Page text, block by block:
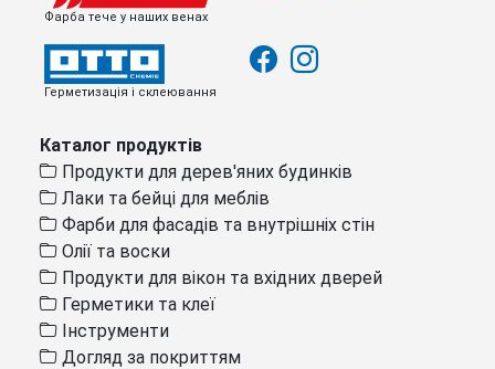
Фарба тече у наших венах
Герметизація і склеювання
Каталог продуктів
Продукти для дерев'яних будинків
Лаки та бейці для меблів
Фарби для фасадів та внутрішніх стін
Олії та воски
Продукти для вікон та вхідних дверей
Герметики та клеї
Інструменти
Догляд за покриттям